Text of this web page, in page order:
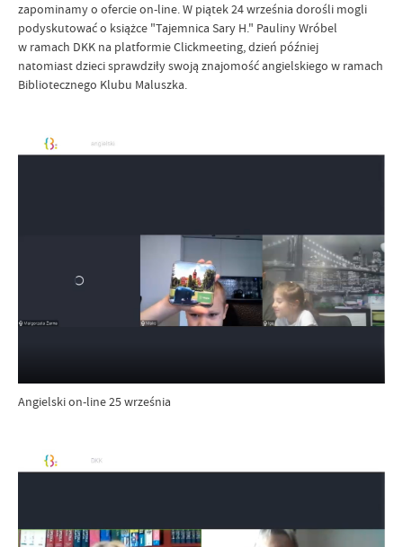
zapominamy o ofercie on-line. W piątek 24 września dorośli mogli
podyskutować o książce "Tajemnica Sary H." Pauliny Wróbel
w ramach DKK na platformie Clickmeeting, dzień później
natomiast dzieci sprawdziły swoją znajomość angielskiego w ramach
Bibliotecznego Klubu Maluszka.
Angielski on-line 25 września